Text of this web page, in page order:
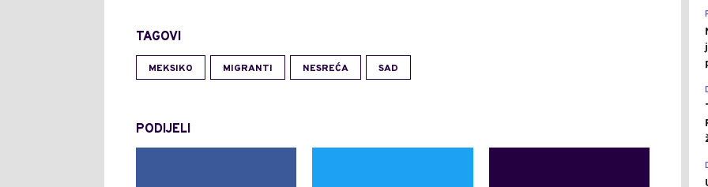
TAGOVI
MEKSIKO MIGRANTI NESREĆA SAD
PODIJELI